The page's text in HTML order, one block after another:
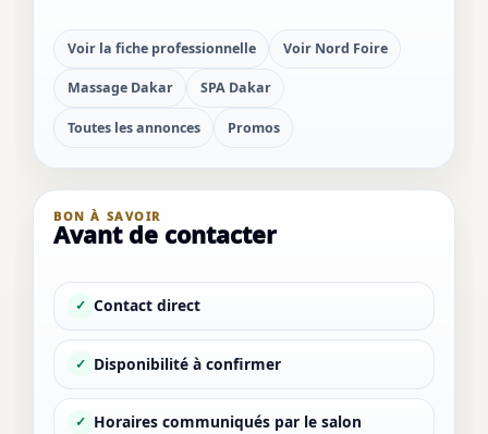
BON À SAVOIR
Avant de contacter
✓ Contact direct
✓ Disponibilité à confirmer
✓ Horaires communiqués par le salon
Voir la fiche professionnelle Voir Nord Foire
Massage Dakar SPA Dakar
Toutes les annonces Promos